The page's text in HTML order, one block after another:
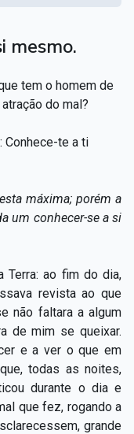
mesmo.
tem o homem de
do mal?
Conhece-te a ti
máxima; porém a
um conhecer-se a si
Terra: ao fim do dia,
revista ao que
não faltara a algum
de mim se queixar.
e a ver o que em
todas as noites,
durante o dia e
que fez, rogando a
grande